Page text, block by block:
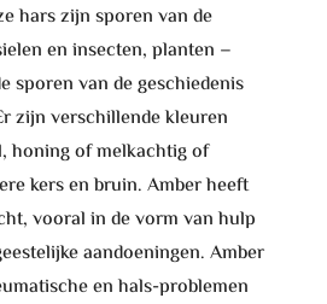
hars zijn sporen van de
en insecten, planten –
sporen van de geschiedenis
zijn verschillende kleuren
honing of melkachtig of
kers en bruin. Amber heeft
vooral in de vorm van hulp
aandoeningen. Amber
en hals-problemen